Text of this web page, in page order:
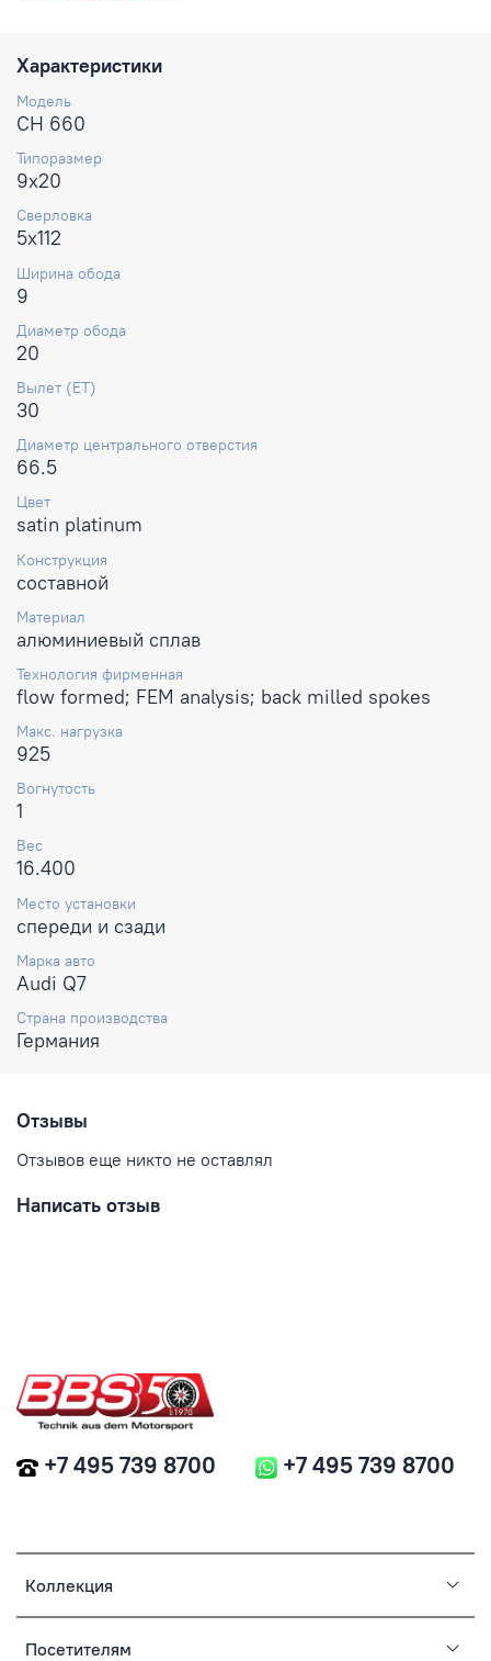
Характеристики
Модель
CH 660
Типоразмер
9x20
Сверловка
5x112
Ширина обода
9
Диаметр обода
20
Вылет (ET)
30
Диаметр центрального отверстия
66.5
Цвет
satin platinum
Конструкция
составной
Материал
алюминиевый сплав
Технология фирменная
flow formed; FEM analysis; back milled spokes
Макс. нагрузка
925
Вогнутость
1
Вес
16.400
Место установки
спереди и сзади
Марка авто
Audi Q7
Страна производства
Германия
Отзывы
Отзывов еще никто не оставлял
Написать отзыв
Коллекция
Посетителям
+7 495 739 8700 +7 495 739 8700